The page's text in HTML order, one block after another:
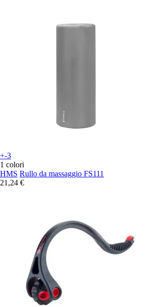
+-3
1 colori
HMS Rullo da massaggio FS111
21,24 €